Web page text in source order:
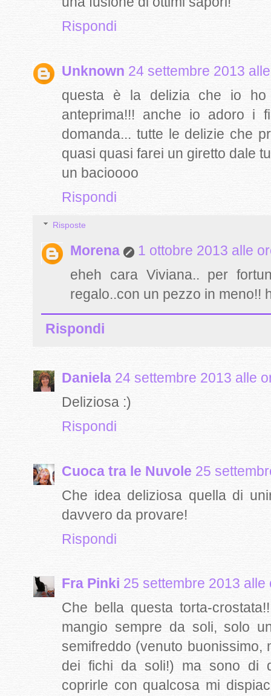
Rispondi
Unknown 24 settembre 2013
questa è la delizia che io
anteprima!!! anche io adoro i
domanda... tutte le delizie che
quasi quasi farei un giretto dale
un bacioooo
Rispondi
Risposte
Morena
1 ottobre 2013 alle
eheh cara Viviana.. per
regalo..con un pezzo in meno!!
Rispondi
Daniela 24 settembre 2013 alle
Deliziosa :)
Rispondi
Cuoca tra le Nuvole 25
Che idea deliziosa quella di
davvero da provare!
Rispondi
Fra Pinki 25 settembre 2013 alle
Che bella questa torta-
mangio sempre da soli, solo
semifreddo (venuto buonissimo,
dei fichi da soli!) ma sono di
coprirle con qualcosa mi